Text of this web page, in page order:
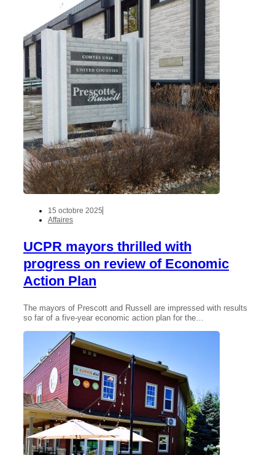
15 octobre 2025
Affaires
UCPR mayors thrilled with
progress on review of Economic
Action Plan
The mayors of Prescott and Russell are impressed with results
so far of a five-year economic action plan for the…